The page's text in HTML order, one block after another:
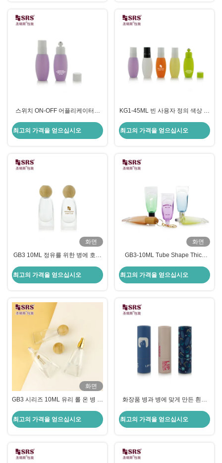
스위치 ON-OFF 어플리케이터가
롤
최고의 가격을 얻으십시오
KG1-45ML 빈 사용자 정의 색상 가
플라스틱 롤러 볼 병
최고의 가격을 얻으십시오
화면
GB3 10ML 정유를 위한 병에 호화
제 목록
최고의 가격을 얻으십시오
화면
GB3-10ML Tube Shape Thick
Essential Oil Fragrance Roller
Ball Packaging
최고의 가격을 얻으십시오
화면
GB3 시리즈 10ML 유리 롤 온 병 아
온 병을위한 두꺼운 바닥 튜브 디자
인
최고의 가격을 얻으십시오
화장품 병과 병에 맞게 만든 흰색
최고의 가격을 얻으십시오